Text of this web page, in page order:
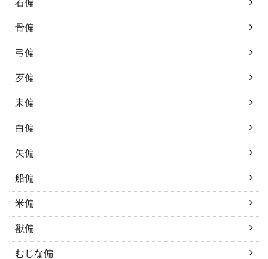
石偏
骨偏
弓偏
歹偏
耒偏
白偏
矢偏
船偏
米偏
獣偏
むじな偏